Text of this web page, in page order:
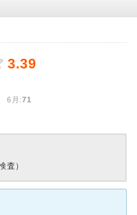
3.39
月:71
査）